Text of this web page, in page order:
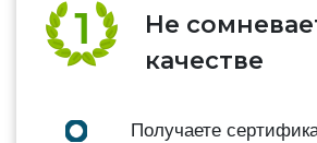
Не
качестве
Получаете